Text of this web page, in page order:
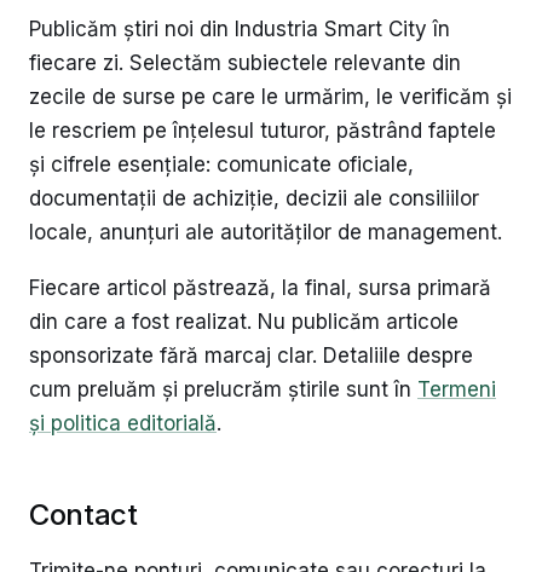
Publicăm știri noi din Industria Smart City în
fiecare zi. Selectăm subiectele relevante din
zecile de surse pe care le urmărim, le verificăm și
le rescriem pe înțelesul tuturor, păstrând faptele
și cifrele esențiale: comunicate oficiale,
documentații de achiziție, decizii ale consiliilor
locale, anunțuri ale autorităților de management.
Fiecare articol păstrează, la final, sursa primară
din care a fost realizat. Nu publicăm articole
sponsorizate fără marcaj clar. Detaliile despre
cum preluăm și prelucrăm știrile sunt în Termeni
și politica editorială.
Contact